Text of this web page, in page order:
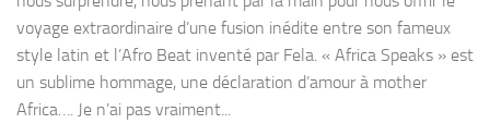
voyage extraordinaire d’une fusion inédite entre son fameux
style latin et l’Afro Beat inventé par Fela. « Africa Speaks » est
un sublime hommage, une déclaration d’amour à mother
Africa…. Je n’ai pas vraiment...